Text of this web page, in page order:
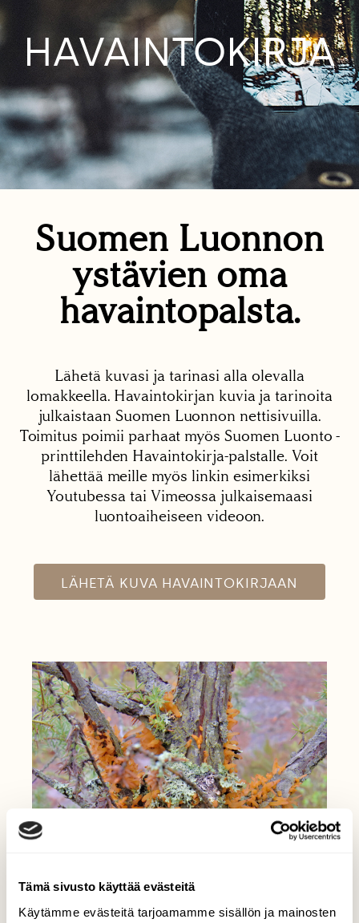
Tämä sivusto käyttää evästeitä
Käytämme evästeitä tarjoamamme sisällön ja mainosten
HAVAINTOKIRJA
Suomen Luonnon
ystävien oma
havaintopalsta.
Lähetä kuvasi ja tarinasi alla olevalla
lomakkeella. Havaintokirjan kuvia ja tarinoita
julkaistaan Suomen Luonnon nettisivuilla.
Toimitus poimii parhaat myös Suomen Luonto -
printtilehden Havaintokirja-palstalle. Voit
lähettää meille myös linkin esimerkiksi
Youtubessa tai Vimeossa julkaisemaasi
luontoaiheiseen videoon.
LÄHETÄ KUVA HAVAINTOKIRJAAN